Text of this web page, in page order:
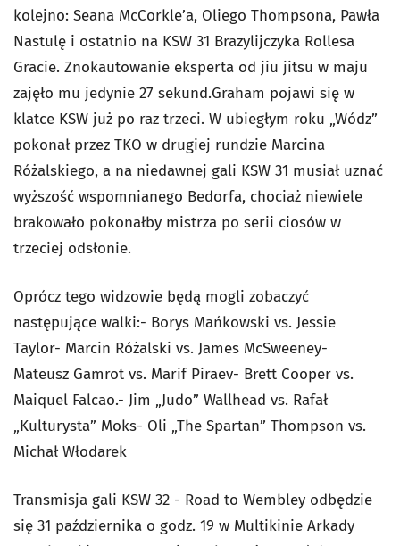
kolejno: Seana McCorkle’a, Oliego Thompsona, Pawła
Nastulę i ostatnio na KSW 31 Brazylijczyka Rollesa
Gracie. Znokautowanie eksperta od jiu jitsu w maju
zajęło mu jedynie 27 sekund.Graham pojawi się w
klatce KSW już po raz trzeci. W ubiegłym roku „Wódz”
pokonał przez TKO w drugiej rundzie Marcina
Różalskiego, a na niedawnej gali KSW 31 musiał uznać
wyższość wspomnianego Bedorfa, chociaż niewiele
brakowało pokonałby mistrza po serii ciosów w
trzeciej odsłonie.
Oprócz tego widzowie będą mogli zobaczyć
następujące walki:- Borys Mańkowski vs. Jessie
Taylor- Marcin Różalski vs. James McSweeney-
Mateusz Gamrot vs. Marif Piraev- Brett Cooper vs.
Maiquel Falcao.- Jim „Judo” Wallhead vs. Rafał
„Kulturysta” Moks- Oli „The Spartan” Thompson vs.
Michał Włodarek
Transmisja gali KSW 32 - Road to Wembley odbędzie
się 31 października o godz. 19 w Multikinie Arkady